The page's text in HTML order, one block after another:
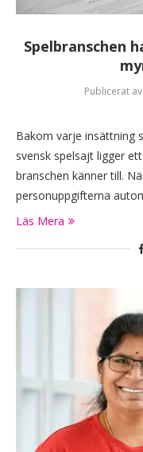
Spelbranschen
Publicerat av
Bakom varje insättning
svensk spelsajt ligger
branschen känner till.
personuppgifterna
Läs Mera